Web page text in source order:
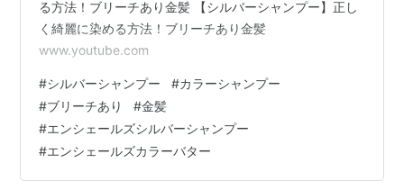
る方法！ブリーチあり金髪 【シルバーシャンプー】正し
く綺麗に染める方法！ブリーチあり金髪
www.youtube.com
#シルバーシャンプー #カラーシャンプー
#ブリーチあり #金髪
#エンシェールズシルバーシャンプー
#エンシェールズカラーバター